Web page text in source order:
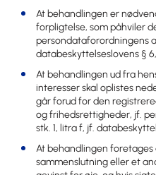
At behandlingen er
forpligtelse, som påhviler
persondataforordningens
databeskyttelseslovens § 6,
At behandlingen ud fra
interesser skal oplistes
går forud for den
og frihedsrettigheder, jf.
stk. 1, litra f, jf.
At behandlingen foretages
sammenslutning eller et